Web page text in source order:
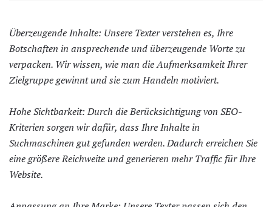
Überzeugende Inhalte: Unsere Texter verstehen es, Ihre
Botschaften in ansprechende und überzeugende Worte zu
verpacken. Wir wissen, wie man die Aufmerksamkeit Ihrer
Zielgruppe gewinnt und sie zum Handeln motiviert.
Hohe Sichtbarkeit: Durch die Berücksichtigung von SEO-
Kriterien sorgen wir dafür, dass Ihre Inhalte in
Suchmaschinen gut gefunden werden. Dadurch erreichen Sie
eine größere Reichweite und generieren mehr Traffic für Ihre
Website.